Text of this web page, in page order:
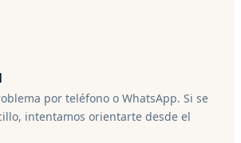
por teléfono o WhatsApp. Si se
intentamos orientarte desde el